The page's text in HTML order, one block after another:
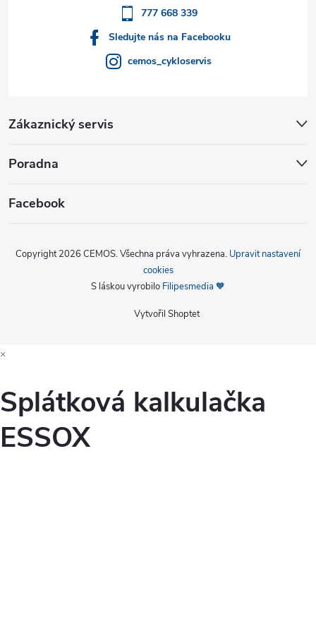
777 668 339
Sledujte nás na Facebooku
cemos_cykloservis
Zákaznický servis
Poradna
Facebook
Vytvořil Shoptet
Copyright 2026 CEMOS. Všechna práva vyhrazena. Upravit nastavení
cookies
S láskou vyrobilo Filipesmedia 🧡
×
Splátková kalkulačka
ESSOX